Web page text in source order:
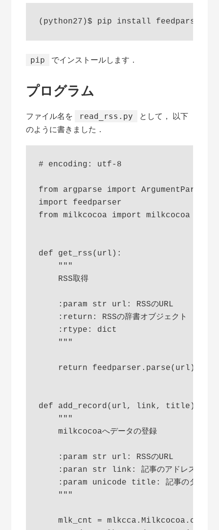
pip でインストールします．
プログラム
ファイル名を read_rss.py
として， 以下
のように書きました．
# encoding: utf-8
from argparse import ArgumentParser
import feedparser
from milkcocoa import milkcocoa as
def get_rss(url):
    """
    RSS取得
    :param str url: RSSのURL
    :return: RSSの辞書オブジェクト
    :rtype: dict
    """
    return feedparser.parse(url)
def add_record(url, link, title):
    """
    milkcocoaへデータの登録
    :param str url: RSSのURL
    :paran str link: 記事のアドレス
:param unicode title: 記事のタイト
    """
mlk_cnt =